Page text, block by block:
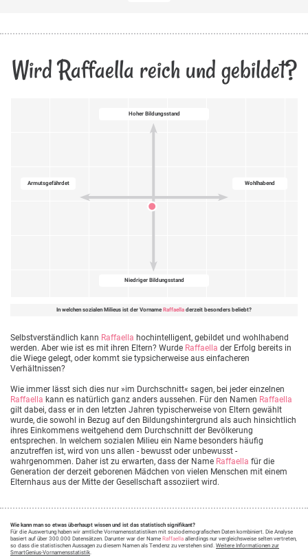
Wird Raffaella reich und gebildet?
Hoher Bildungsstand
Wohlhabend
Niedriger Bildungsstand
Armutsgefährdet
In welchen sozialen Milieus ist der Vorname Raffaella derzeit besonders beliebt?
Selbstverständlich kann Raffaella hochintelligent, gebildet und wohlhabend
werden. Aber wie ist es mit ihren Eltern? Wurde Raffaella der Erfolg bereits in
die Wiege gelegt, oder kommt sie typsicherweise aus einfacheren
Verhältnissen?
Wie immer lässt sich dies nur »im Durchschnitt« sagen, bei jeder einzelnen
Raffaella kann es natürlich ganz anders aussehen. Für den Namen Raffaella
gilt dabei, dass er in den letzten Jahren typischerweise von Eltern gewählt
wurde, die sowohl in Bezug auf den Bildungshintergrund als auch hinsichtlich
ihres Einkommens weitgehend dem Durchschnitt der Bevölkerung
entsprechen. In welchem sozialen Milieu ein Name besonders häufig
anzutreffen ist, wird von uns allen - bewusst oder unbewusst -
wahrgenommen. Daher ist zu erwarten, dass der Name Raffaella für die
Generation der derzeit geborenen Mädchen von vielen Menschen mit einem
Elternhaus aus der Mitte der Gesellschaft assoziiert wird.
Wie kann man so etwas überhaupt wissen und ist das statistisch signifikant?
Für die Auswertung haben wir amtliche Vornamensstatistiken mit soziodemografischen Daten kombiniert. Die Analyse
basiert auf über 300.000 Datensätzen. Darunter war der Name Raffaella allerdings nur vergleichsweise selten vertreten,
so dass die statistischen Aussagen zu diesem Namen als Tendenz zu verstehen sind. Weitere Informationen zur
SmartGenius-Vornamensstatistik.